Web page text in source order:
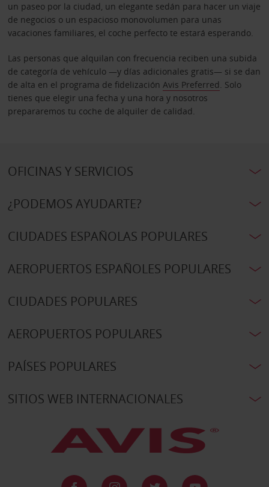
un paseo por la ciudad, un elegante sedán para hacer un viaje
de negocios o un espacioso monovolumen para unas
vacaciones familiares, el coche perfecto te estará esperando.
Las personas que alquilan con frecuencia reciben una subida
de categoría de vehículo —y días adicionales gratis— si se dan
de alta en el programa de fidelización Avis Preferred. Solo
tienes que elegir una fecha y una hora y nosotros
prepararemos tu coche de alquiler de calidad.
OFICINAS Y SERVICIOS
¿PODEMOS AYUDARTE?
CIUDADES ESPAÑOLAS POPULARES
AEROPUERTOS ESPAÑOLES POPULARES
CIUDADES POPULARES
AEROPUERTOS POPULARES
PAÍSES POPULARES
SITIOS WEB INTERNACIONALES